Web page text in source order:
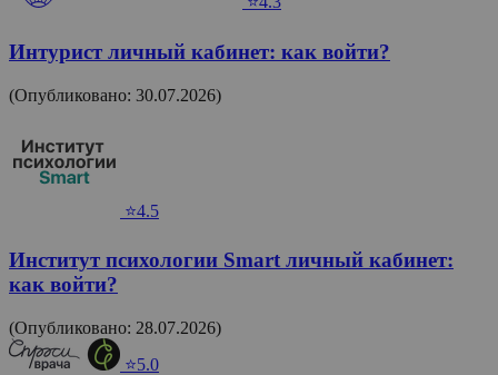
Интурист личный кабинет: как войти?
(Опубликовано: 30.07.2026)
⭐4.5
Институт психологии Smart личный кабинет:
как войти?
(Опубликовано: 28.07.2026)
⭐5.0